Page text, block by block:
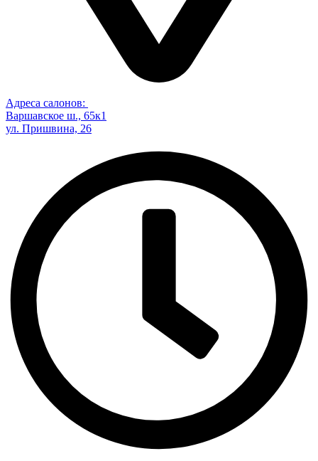
Адреса салонов:
Варшавское ш., 65к1
ул. Пришвина, 26